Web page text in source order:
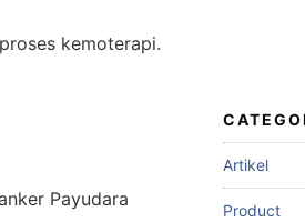
kemoterapi.
Artikel
Product